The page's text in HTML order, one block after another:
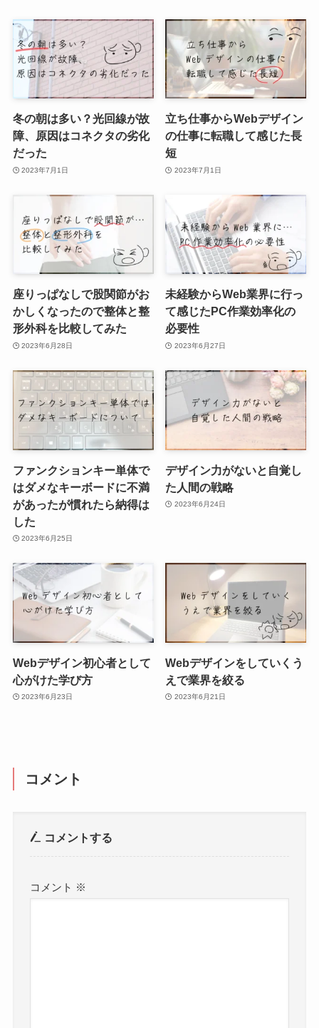
冬の朝は多い？光回線が故
障、原因はコネクタの劣化
だった
2023年7月1日
立ち仕事からWebデザイン
の仕事に転職して感じた長
短
2023年7月1日
座りっぱなしで股関節がお
かしくなったので整体と整
形外科を比較してみた
2023年6月28日
未経験からWeb業界に行っ
て感じたPC作業効率化の
必要性
2023年6月27日
ファンクションキー単体で
はダメなキーボードに不満
があったが慣れたら納得は
した
2023年6月25日
デザイン力がないと自覚し
た人間の戦略
2023年6月24日
Webデザイン初心者として
心がけた学び方
2023年6月23日
Webデザインをしていくう
えで業界を絞る
2023年6月21日
コメント
コメントする
コメント ※